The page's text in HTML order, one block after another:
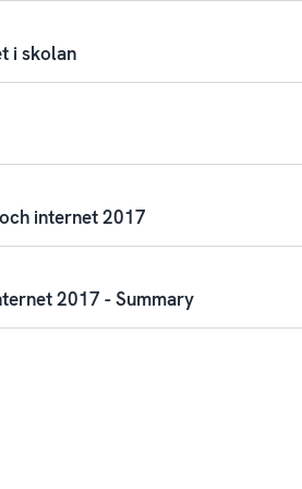
i skolan
internet 2017
2017 - Summary